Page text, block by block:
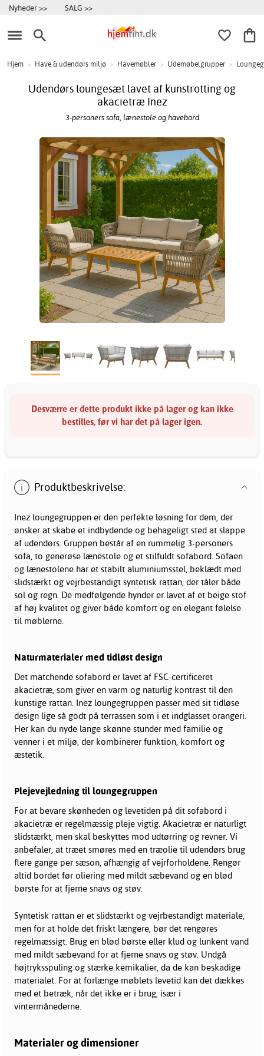
Nyheder >> SALG >>
Hjem > Have & udendørs miljø > Havemøbler > Udemøbelgrupper >
Udendørs loungesæt lavet af kunstrotting og
akacietræ Inez
3-personers sofa, lænestole og havebord
Desværre er dette produkt ikke på lager og kan ikke
bestilles, før vi har det på lager igen.
Produktbeskrivelse:
Inez loungegruppen er den perfekte løsning for dem, der
ønsker at skabe et indbydende og behageligt sted at slappe
af udendørs. Gruppen består af en rummelig 3-personers
sofa, to generøse lænestole og et stilfuldt sofabord. Sofaen
og lænestolene har et stabilt aluminiumsstel, beklædt med
slidstærkt og vejrbestandigt syntetisk rattan, der tåler både
sol og regn. De medfølgende hynder er lavet af et beige stof
af høj kvalitet og giver både komfort og en elegant følelse
til møblerne.
Naturmaterialer med tidløst design
Det matchende sofabord er lavet af FSC-certificeret
akacietræ, som giver en varm og naturlig kontrast til den
kunstige rattan. Inez loungegruppen passer med sit tidløse
design lige så godt på terrassen som i et indglasset orangeri.
Her kan du nyde lange skønne stunder med familie og
venner i et miljø, der kombinerer funktion, komfort og
æstetik.
Plejevejledning til loungegruppen
For at bevare skønheden og levetiden på dit sofabord i
akacietræ er regelmæssig pleje vigtig. Akacietræ er naturligt
slidstærkt, men skal beskyttes mod udtørring og revner. Vi
anbefaler, at træet smøres med en træolie til udendørs brug
flere gange per sæson, afhængig af vejrforholdene. Rengør
altid bordet før oliering med mildt sæbevand og en blød
børste for at fjerne snavs og støv.
Syntetisk rattan er et slidstærkt og vejrbestandigt materiale,
men for at holde det friskt længere, bør det rengøres
regelmæssigt. Brug en blød børste eller klud og lunkent vand
med mildt sæbevand for at fjerne snavs og støv. Undgå
højtryksspuling og stærke kemikalier, da de kan beskadige
materialet. For at forlænge møblets levetid kan det dækkes
med et betræk, når det ikke er i brug, især i
vintermånederne.
Materialer og dimensioner